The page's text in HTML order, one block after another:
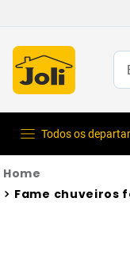
Todos os
Fame chuveiros